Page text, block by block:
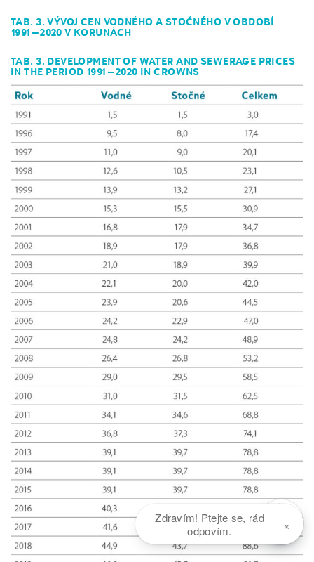
TAB. 3. VÝVOJ CEN VODNÉHO A STOČNÉHO V OBDOBÍ
1991–2020 V KORUNÁCH
TAB. 3. DEVELOPMENT OF WATER AND SEWERAGE PRICES
IN THE PERIOD 1991–2020 IN CROWNS
Zdravím! Ptejte se, rád
odpovím.
×